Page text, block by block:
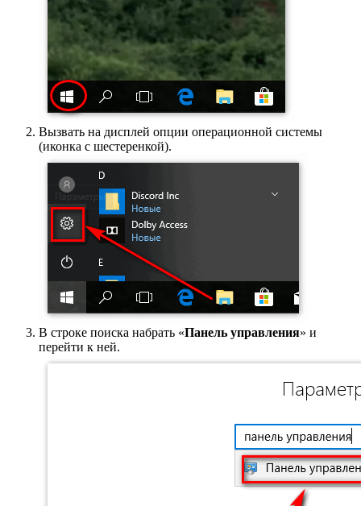
Вызвать на дисплей опции операционной системы
(иконка с шестеренкой).
В строке поиска набрать «Панель управления» и
перейти к ней.